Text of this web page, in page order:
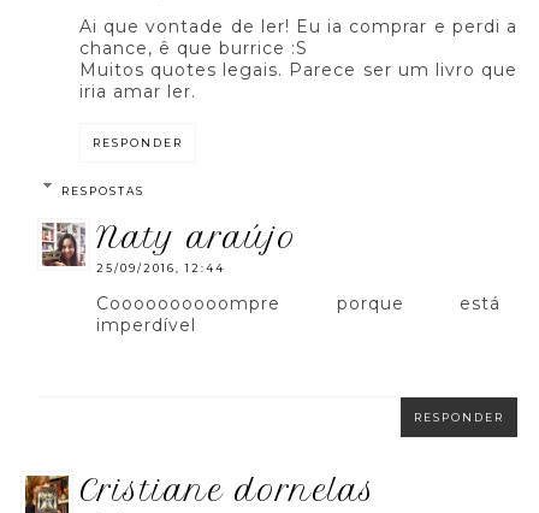
Ai que vontade de ler! Eu ia comprar e perdi a
chance, ê que burrice :S
Muitos quotes legais. Parece ser um livro que
iria amar ler.
RESPONDER
RESPOSTAS
naty araújo
25/09/2016, 12:44
Coooooooooompre porque está
imperdível
RESPONDER
cristiane dornelas